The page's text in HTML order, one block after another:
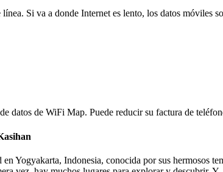
Si va a donde Internet es lento, los datos móviles
datos de WiFi Map. Puede reducir su factura de
Yogyakarta, Indonesia, conocida por sus hermosos